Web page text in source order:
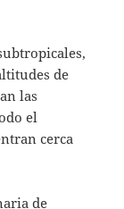
de
las
el
cerca
de